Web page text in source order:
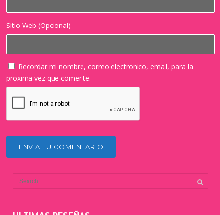
Sitio Web (Opcional)
Recordar mi nombre, correo electronico, email, para la
proxima vez que comente.